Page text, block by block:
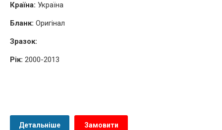
Країна: Україна
Бланк: Оригінал
Зразок:
Рік: 2000-2013
Детальніше Замовити